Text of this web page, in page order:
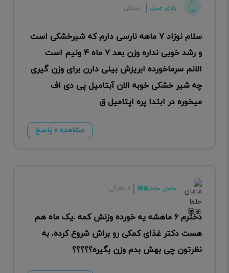
بابای عسل ۱ سالگی
سلام نوزاد ۷ ماهه نارسی دارم که شیرخشکی است
و رشد خوبی نداره وزن بعد ۷ ماه ۴ ونیم است
الانم سرماخورده ابریزش بینی دارن برای وزن گیری
چه شیر خشکی خوبه الان آبتامیل پی دی اف
میخوره در ابتدا پره اپتامیل ق
مشاهده ۰ پاسخ
مامان حلما🎀💟 ۶ ماهگی
دخترم ۶ ماهشه یه خورده وزنش کمه .یک ماه هم
هست دکتر غذای کمکی رو براش شروع کرده. به
نظرتون چی بهش بدم وزن بگیره؟؟؟؟؟